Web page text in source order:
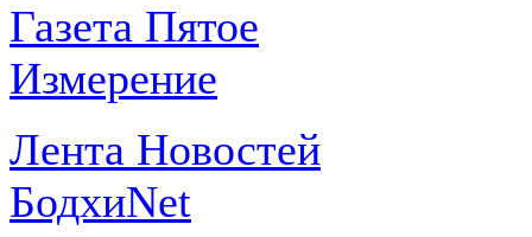
Газета Пятое
Измерение
Лента Новостей
БодхиNet